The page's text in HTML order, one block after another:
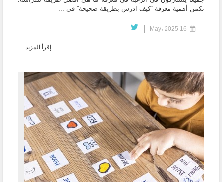
تكمن أهمية معرفة “كيف ادرس بطريقة صحيحة” في ...
إقرأ المزيد